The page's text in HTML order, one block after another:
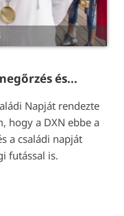
és...
Napját rendezte
hogy a DXN ebbe a
a családi napját
futással is.